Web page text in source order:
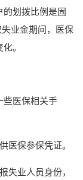
划拨比例是固
业金期间，医保
。
些医保相关手
医保参保凭证。
失业人员身份，